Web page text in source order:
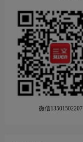
微信13501502207